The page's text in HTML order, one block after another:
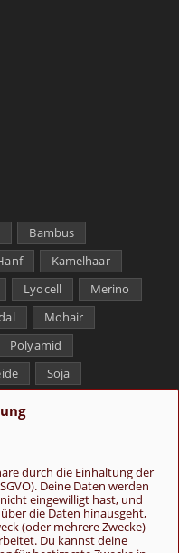
durch die Einhaltung der
Deine Daten werden
eingewilligt hast, und
die Daten hinausgeht,
(oder mehrere Zwecke)
Du kannst deine
Bambus
Kamelhaar
Lyocell
Merino
Mohair
Polyamid
Soja